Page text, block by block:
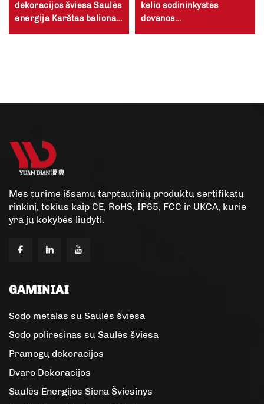
dekoracijos šviesa Saulės
energija Karštas balionas
kelio sodininkystės
dovanos
Mes turime išsamų tarptautinių produktų sertifikatų
rinkinį, tokius kaip CE, RoHS, IP65, FCC ir UKCA, kurie
yra jų kokybės liudyti.
GAMINIAI
Sodo metalas su Saulės šviesa
Sodo poliresinas su Saulės šviesa
Pramogų dekoracijos
Dvaro Dekoracijos
Saulės Energijos Siena Šviesinys